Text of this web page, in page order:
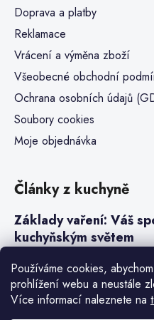
Používáme cookies,
prohlížení webu a neustále
Více informací naleznete na
Doprava a platby
Reklamace
Vrácení a výměna zboží
Všeobecné obchodní
Ochrana osobních údajů
Soubory cookies
Moje objednávka
Články z kuchyně
Základy vaření: Váš
kuchyňským světem
Steaky a sous-vide
Jak vařit v tlakovém